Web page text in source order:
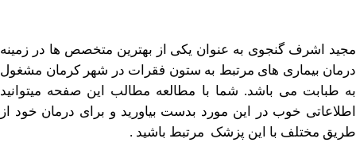
گنجوی به عنوان یکی از بهترین متخصص ها در زمینه
های مرتبط به ستون فقرات در شهر کرمان مشغول
می باشد. شما با مطالعه مطالب این صفحه میتوانید
خوب در این مورد بدست بیاورید و برای درمان خود از
با این پزشک مرتبط باشید .